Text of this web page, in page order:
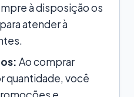
à disposição os
atender à
Ao comprar
quantidade, você